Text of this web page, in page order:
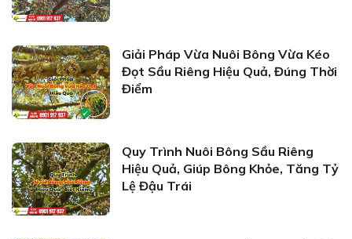
Giải Pháp Vừa Nuôi Bông Vừa Kéo
Đọt Sầu Riêng Hiệu Quả, Đúng Thời
Điểm
Quy Trình Nuôi Bông Sầu Riêng
Hiệu Quả, Giúp Bông Khỏe, Tăng Tỷ
Lệ Đậu Trái